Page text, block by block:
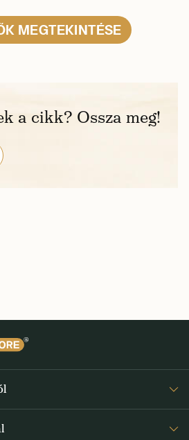
MEGTEKINTÉSE
a cikk? Ossza meg!